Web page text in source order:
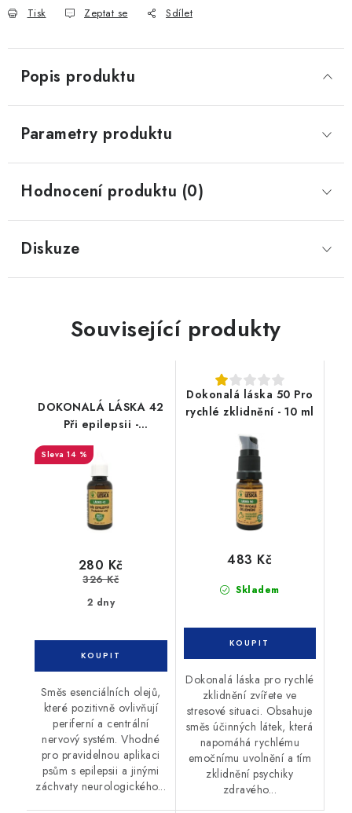
Tisk Zeptat se Sdílet
Popis produktu
Parametry produktu
Hodnocení produktu (0)
Diskuze
Související produkty
DOKONALÁ LÁSKA 42
Při epilepsii -
podpůrný olej 30 ml
14 %
2 dny
280 Kč
326 Kč
Směs esenciálních olejů,
které pozitivně ovlivňují
periferní a centrální
nervový systém. Vhodné
pro pravidelnou aplikaci
psům s epilepsii a jinými
záchvaty neurologického...
Dokonalá láska 50 Pro
rychlé zklidnění - 10 ml
Skladem
483 Kč
Dokonalá láska pro rychlé
zklidnění zvířete ve
stresové situaci. Obsahuje
směs účinných látek, která
napomáhá rychlému
emočnímu uvolnění a tím
zklidnění psychiky
zdravého...